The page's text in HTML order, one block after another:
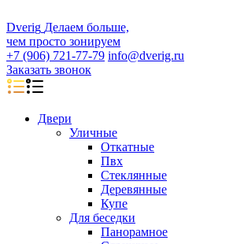
Dverig Делаем больше,
чем просто зонируем
+7 (906) 721-77-79 info@dverig.ru
Заказать звонок
Двери
Уличные
Откатные
Пвх
Стеклянные
Деревянные
Купе
Для беседки
Панорамное